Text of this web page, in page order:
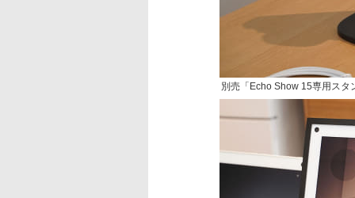
別売「Echo Show 15専用スタ